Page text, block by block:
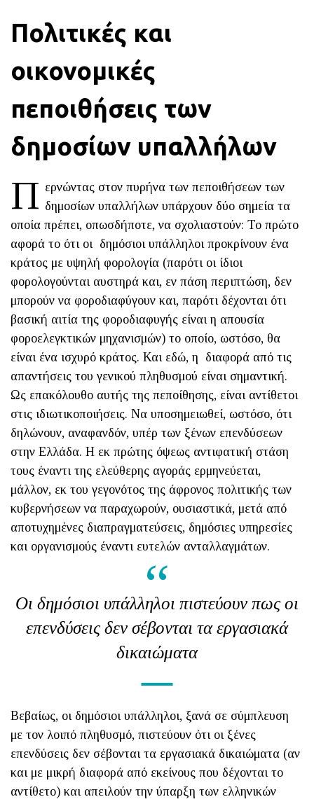
Πολιτικές και
οικονομικές
πεποιθήσεις των
δημοσίων υπαλλήλων
Π ερνώντας στον πυρήνα των πεποιθήσεων των
δημοσίων υπαλλήλων υπάρχουν δύο σημεία τα
οποία πρέπει, οπωσδήποτε, να σχολιαστούν: Το πρώτο
αφορά το ότι οι δημόσιοι υπάλληλοι προκρίνουν ένα
κράτος με υψηλή φορολογία (παρότι οι ίδιοι
φορολογούνται αυστηρά και, εν πάση περιπτώση, δεν
μπορούν να φοροδιαφύγουν και, παρότι δέχονται ότι
βασική αιτία της φοροδιαφυγής είναι η απουσία
φοροελεγκτικών μηχανισμών) το οποίο, ωστόσο, θα
είναι ένα ισχυρό κράτος. Και εδώ, η διαφορά από τις
απαντήσεις του γενικού πληθυσμού είναι σημαντική.
Ως επακόλουθο αυτής της πεποίθησης, είναι αντίθετοι
στις ιδιωτικοποιήσεις. Να υποσημειωθεί, ωστόσο, ότι
δηλώνουν, αναφανδόν, υπέρ των ξένων επενδύσεων
στην Ελλάδα. Η εκ πρώτης όψεως αντιφατική στάση
τους έναντι της ελεύθερης αγοράς ερμηνεύεται,
μάλλον, εκ του γεγονότος της άφρονος πολιτικής των
κυβερνήσεων να παραχωρούν, ουσιαστικά, μετά από
αποτυχημένες διαπραγματεύσεις, δημόσιες υπηρεσίες
και οργανισμούς έναντι ευτελών ανταλλαγμάτων.
Οι δημόσιοι υπάλληλοι πιστεύουν πως οι
επενδύσεις δεν σέβονται τα εργασιακά
δικαιώματα
Βεβαίως, οι δημόσιοι υπάλληλοι, ξανά σε σύμπλευση
με τον λοιπό πληθυσμό, πιστεύουν ότι οι ξένες
επενδύσεις δεν σέβονται τα εργασιακά δικαιώματα (αν
και με μικρή διαφορά από εκείνους που δέχονται το
αντίθετο) και απειλούν την ύπαρξη των ελληνικών